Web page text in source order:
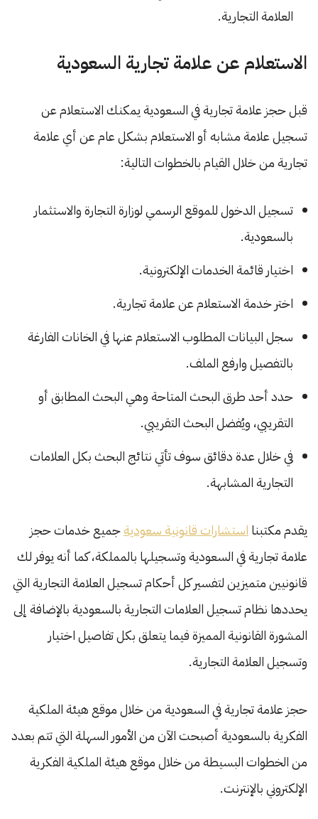
العلامة التجارية.
الاستعلام عن علامة تجارية السعودية
قبل حجز علامة تجارية في السعودية يمكنك الاستعلام عن
تسجيل علامة مشابه أو الاستعلام بشكل عام عن أي علامة
تجارية من خلال القيام بالخطوات التالية:
تسجيل الدخول للموقع الرسمي لوزارة التجارة والاستثمار
بالسعودية.
اختيار قائمة الخدمات الإلكترونية.
اختر خدمة الاستعلام عن علامة تجارية.
سجل البيانات المطلوب الاستعلام عنها في الخانات الفارغة
بالتفصيل وارفع الملف.
حدد أحد طرق البحث المتاحة وهي البحث المطابق أو
التقريبي، ويُفضل البحث التقريبي.
في خلال عدة دقائق سوف تأتي نتائج البحث بكل العلامات
التجارية المشابهة.
يقدم مكتبنا استشارات قانونية سعوديةجميع خدمات حجز
علامة تجارية في السعودية وتسجيلها بالمملكة، كما أنه يوفر لك
قانونيين متميزين لتفسير كل أحكام تسجيل العلامة التجارية التي
يحددها نظام تسجيل العلامات التجارية بالسعودية بالإضافة إلى
المشورة القانونية المميزة فيما يتعلق بكل تفاصيل اختيار
وتسجيل العلامة التجارية.
حجز علامة تجارية في السعودية من خلال موقع هيئة الملكية
الفكرية بالسعودية أصبحت الآن من الأمور السهلة التي تتم بعدد
من الخطوات البسيطة من خلال موقع هيئة الملكية الفكرية
الإلكتروني بالإنترنت.